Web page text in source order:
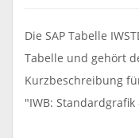
Die SAP Tabelle
Tabelle und gehört
Kurzbeschreibung
"IWB: Standardgrafik